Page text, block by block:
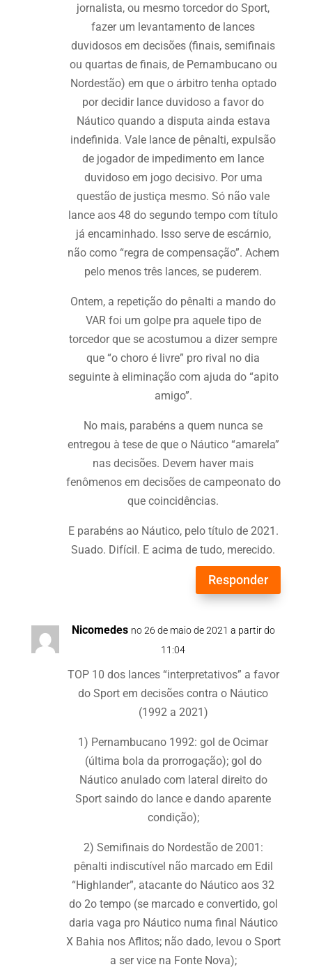
jornalista, ou mesmo torcedor do Sport,
fazer um levantamento de lances
duvidosos em decisões (finais, semifinais
ou quartas de finais, de Pernambucano ou
Nordestão) em que o árbitro tenha optado
por decidir lance duvidoso a favor do
Náutico quando a disputa ainda estava
indefinida. Vale lance de pênalti, expulsão
de jogador de impedimento em lance
duvidoso em jogo decisivo. Por uma
questão de justiça mesmo. Só não vale
lance aos 48 do segundo tempo com título
já encaminhado. Isso serve de escárnio,
não como “regra de compensação”. Achem
pelo menos três lances, se puderem.
Ontem, a repetição do pênalti a mando do
VAR foi um golpe pra aquele tipo de
torcedor que se acostumou a dizer sempre
que “o choro é livre” pro rival no dia
seguinte à eliminação com ajuda do “apito
amigo”.
No mais, parabéns a quem nunca se
entregou à tese de que o Náutico “amarela”
nas decisões. Devem haver mais
fenômenos em decisões de campeonato do
que coincidências.
E parabéns ao Náutico, pelo título de 2021.
Suado. Difícil. E acima de tudo, merecido.
Responder
Nicomedes no 26 de maio de 2021 a partir do
11:04
TOP 10 dos lances “interpretativos” a favor
do Sport em decisões contra o Náutico
(1992 a 2021)
1) Pernambucano 1992: gol de Ocimar
(última bola da prorrogação); gol do
Náutico anulado com lateral direito do
Sport saindo do lance e dando aparente
condição);
2) Semifinais do Nordestão de 2001:
pênalti indiscutível não marcado em Edil
“Highlander”, atacante do Náutico aos 32
do 2o tempo (se marcado e convertido, gol
daria vaga pro Náutico numa final Náutico
X Bahia nos Aflitos; não dado, levou o Sport
a ser vice na Fonte Nova);